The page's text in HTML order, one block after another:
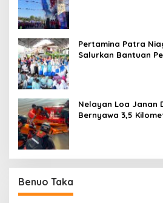
Pertamina Patra
Salurkan Bantuan
Nelayan Loa Janan
Bernyawa 3,5
Benuo Taka